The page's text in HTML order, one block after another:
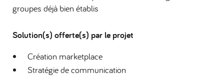
groupes déjà bien établis
Solution(s) offerte(s) par le projet
Création marketplace
Stratégie de communication